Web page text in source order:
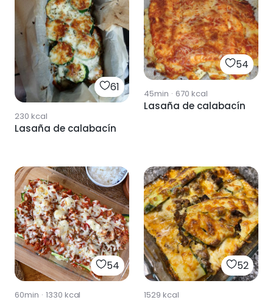
61
230 kcal
Lasaña de calabacín
54
45min · 670 kcal
Lasaña de calabacín
54
60min · 1330 kcal
52
1529 kcal